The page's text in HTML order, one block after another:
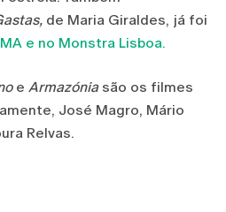
de Maria Giraldes, já foi
e no Monstra Lisboa.
e Armazónia são os filmes
José Magro, Mário
Relvas.